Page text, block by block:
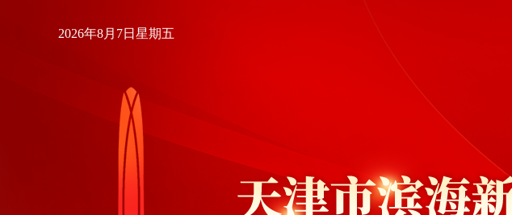
2026年8月7日星期五